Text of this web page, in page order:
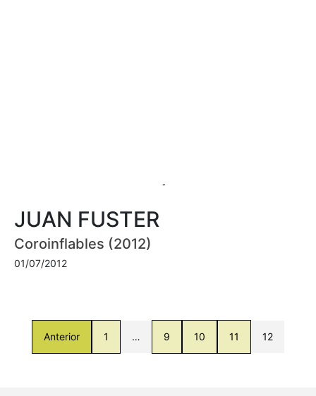
JUAN FUSTER
Coroinflables (2012)
01/07/2012
Anterior 1 … 9 10 11 12